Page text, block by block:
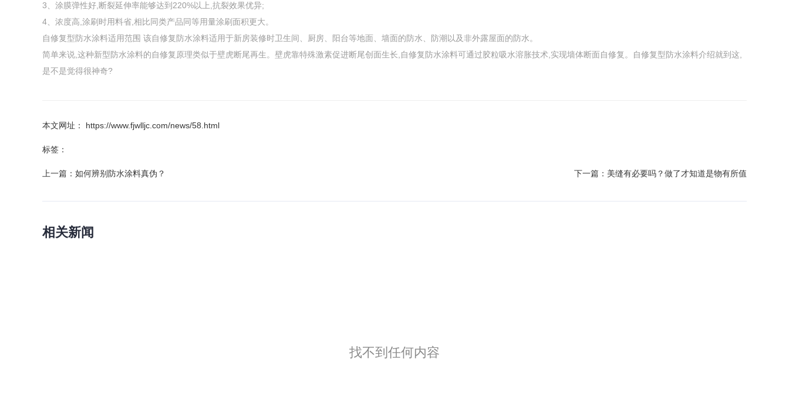
3、涂膜弹性好,断裂延伸率能够达到220%以上,抗裂效果优异;
4、浓度高,涂刷时用料省,相比同类产品同等用量涂刷面积更大。
自修复型防水涂料适用范围 该自修复防水涂料适用于新房装修时卫生间、厨房、阳台等地面、墙面的防水、防潮以及非外露屋面的防水。
简单来说,这种新型防水涂料的自修复原理类似于壁虎断尾再生。壁虎靠特殊激素促进断尾创面生长,自修复防水涂料可通过胶粒吸水溶胀技术,实现墙体断面自修复。自修复型防水涂料介绍就到这,
是不是觉得很神奇?
本文网址： https://www.fjwlljc.com/news/58.html
标签：
上一篇： 如何辨别防水涂料真伪？ 下一篇： 美缝有必要吗？做了才知道是物有所值
相关新闻
找不到任何内容